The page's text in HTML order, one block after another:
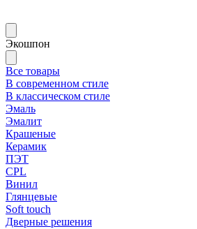
Экошпон
Все товары
В современном стиле
В классическом стиле
Эмаль
Эмалит
Крашеные
Керамик
ПЭТ
CPL
Винил
Глянцевые
Soft touch
Дверные решения